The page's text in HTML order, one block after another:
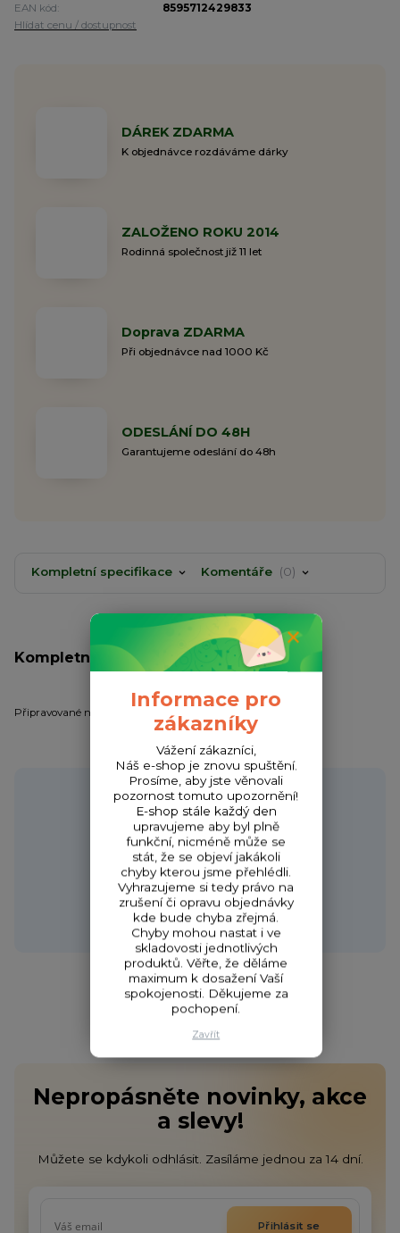
EAN kód:
8595712429833
Hlídat cenu / dostupnost
DÁREK ZDARMA
K objednávce rozdáváme dárky
ZALOŽENO ROKU 2014
Rodinná společnost již 11 let
Doprava ZDARMA
Při objednávce nad 1000 Kč
ODESLÁNÍ DO 48H
Garantujeme odeslání do 48h
Kompletní specifikace Komentáře 0
Kompletní specifikace
Připravované novinky / Coming soon / Bald verfügbar
Potřebujete poradit?
Zákaznická podpora HONZA
+420 720 256 434
(Po-Čt 9-17 hod.,Pá 9-18 hod.)
obchod@fishcom.cz
Nepropásněte novinky, akce
a slevy!
Můžete se kdykoli odhlásit. Zasíláme jednou za 14 dní.
Přihlásit se
Informace pro
zákazníky
Vážení zákazníci,
Náš e-shop je znovu spuštění.
Prosíme, aby jste věnovali
pozornost tomuto upozornění!
E-shop stále každý den
upravujeme aby byl plně
funkční, nicméně může se
stát, že se objeví jakákoli
chyby kterou jsme přehlédli.
Vyhrazujeme si tedy právo na
zrušení či opravu objednávky
kde bude chyba zřejmá.
Chyby mohou nastat i ve
skladovosti jednotlivých
produktů. Věřte, že děláme
maximum k dosažení Vaší
spokojenosti. Děkujeme za
pochopení.
Zavřít